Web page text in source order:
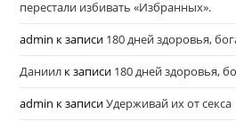
перестали избивать «Избранных».
admin к записи 180 дней здоровья,
Даниил к записи 180 дней здоровья,
admin к записиУдерживай их от секса